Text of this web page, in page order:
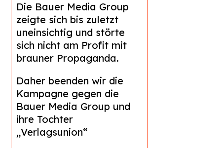
Die Bauer Media Group
zeigte sich bis zuletzt
uneinsichtig und störte
sich nicht am Profit mit
brauner Propaganda.
Daher beenden wir die
Kampagne gegen die
Bauer Media Group und
ihre Tochter
„Verlagsunion“